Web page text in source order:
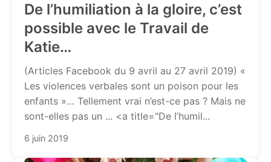
De l’humiliation à la gloire, c’est
possible avec le Travail de
Katie…
(Articles Facebook du 9 avril au 27 avril 2019) «
Les violences verbales sont un poison pour les
enfants »… Tellement vrai n’est-ce pas ? Mais ne
sont-elles pas un ... <a title="De l’humil...
6 juin 2019